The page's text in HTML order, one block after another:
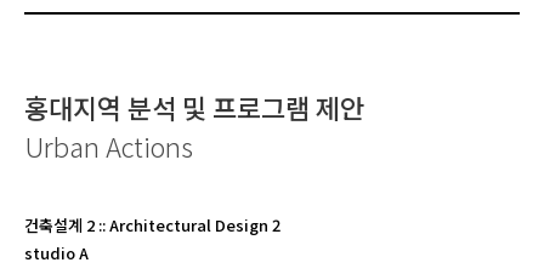
홍대지역 분석 및 프로그램 제안
Urban Actions
건축설계 2 ::Architectural Design 2
studio A